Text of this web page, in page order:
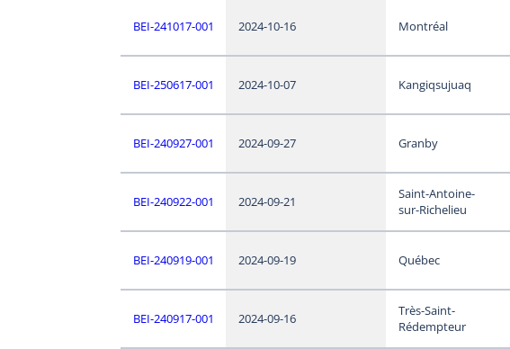
BEI-241017-001 2024-10-16 Montréal
BEI-250617-001 2024-10-07 Kangiqsujuaq
BEI-240927-001 2024-09-27 Granby
BEI-240922-001 2024-09-21
Saint-Antoine-
sur-Richelieu
BEI-240919-001 2024-09-19 Québec
BEI-240917-001 2024-09-16
Très-Saint-
Rédempteur